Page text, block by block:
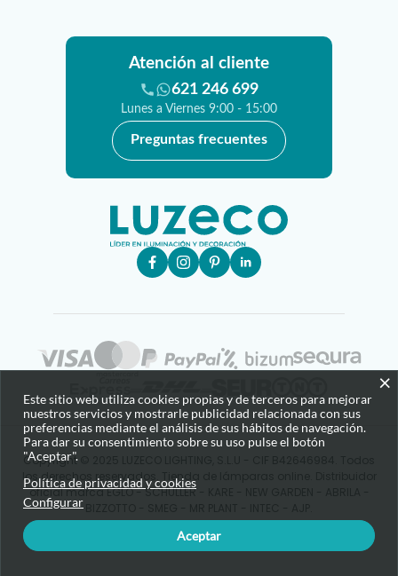
Atención al cliente
621 246 699
Lunes a Viernes 9:00 - 15:00
Preguntas frecuentes
Copyright © 2025 LUZECO LIGHTING, S.L.U - CIF B42646984. Todos
los derechos reservados. Tienda de lámparas online. Distribuidor
oficial marca EGLO - SCHULLER - KARE - NEW GARDEN - ABRILA -
×
Este sitio web utiliza cookies propias y de terceros para mejorar
nuestros servicios y mostrarle publicidad relacionada con sus
preferencias mediante el análisis de sus hábitos de navegación.
Para dar su consentimiento sobre su uso pulse el botón
"Aceptar".
Política de privacidad y cookies
Configurar
Aceptar